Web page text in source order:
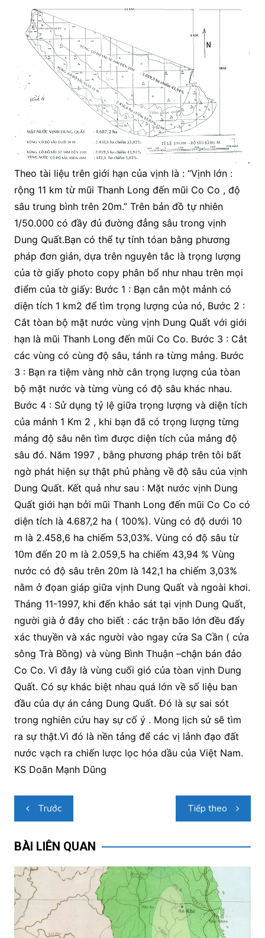
Theo tài liệu trên giới hạn của vịnh là : “Vịnh lớn :
rộng 11 km từ mũi Thanh Long đến mũi Co Co , độ
sâu trung bình trên 20m.” Trên bản đồ tự nhiên
1/50.000 có đầy đủ đường đẳng sâu trong vịnh
Dung Quất.Bạn có thể tự tính tóan bằng phương
pháp đơn giản, dựa trên nguyên tắc là trọng lượng
của tờ giấy photo copy phân bổ như nhau trên mọi
điểm của tờ giấy: Bước 1 : Bạn cân một mảnh có
diện tích 1 km2 để tìm trọng lượng của nó, Bước 2 :
Cắt tòan bộ mặt nước vùng vịnh Dung Quất với giới
hạn là mũi Thanh Long đến mũi Co Co. Bước 3 : Cắt
các vùng có cùng độ sâu, tánh ra từng mảng. Bước
3 : Bạn ra tiệm vàng nhờ cân trọng lượng của tòan
bộ mặt nước và từng vùng có độ sâu khác nhau.
Bước 4 : Sử dụng tỷ lệ giữa trọng lượng và diện tích
của mảnh 1 Km 2 , khi bạn đã có trọng lượng từng
mảng độ sâu nên tìm được diện tích của mảng độ
sâu đó. Năm 1997 , bằng phương pháp trên tôi bất
ngờ phát hiện sự thật phủ phàng về độ sâu của vịnh
Dung Quất. Kết quả như sau : Mặt nước vịnh Dung
Quất giới hạn bởi mũi Thanh Long đến mũi Co Co có
diện tích là 4.687,2 ha ( 100%). Vùng có độ dưới 10
m là 2.458,6 ha chiếm 53,03%. Vùng có độ sâu từ
10m đến 20 m là 2.059,5 ha chiếm 43,94 % Vùng
nước có độ sâu trên 20m là 142,1 ha chiếm 3,03%
nằm ở đọan giáp giữa vịnh Dung Quất và ngoài khơi.
Tháng 11-1997, khi đến khảo sát tại vịnh Dung Quất,
người già ở đây cho biết : các trận bão lớn đều đẩy
xác thuyền và xác người vào ngay cửa Sa Cần ( cửa
sông Trà Bồng) và vùng Bình Thuận –chận bán đảo
Co Co. Vì đây là vùng cuối gió của tòan vịnh Dung
Quất. Có sự khác biệt nhau quá lớn về số liệu ban
đầu của dự án cảng Dung Quất. Đó là sự sai sót
trong nghiên cứu hay sự cố ý . Mong lịch sử sẽ tìm
ra sự thật.Vì đó là nền tảng để các vị lảnh đạo đất
nước vạch ra chiến lược lọc hóa dầu của Việt Nam.
KS Doãn Mạnh Dũng
Điều
hướng
bài
Trước Tiếp theo
BÀI LIÊN QUAN